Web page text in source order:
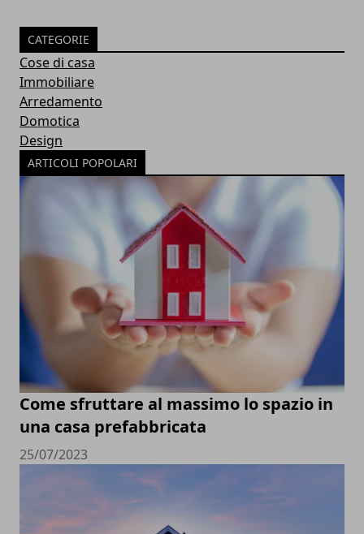
CATEGORIE
Cose di casa
Immobiliare
Arredamento
Domotica
Design
ARTICOLI POPOLARI
Come sfruttare al massimo lo spazio in
una casa prefabbricata
25/07/2023